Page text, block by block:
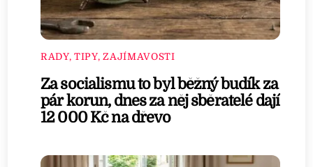
RADY, TIPY, ZAJÍMAVOSTI
Za socialismu to byl běžný budík za
pár korun, dnes za něj sběratelé dají
12 000 Kč na dřevo